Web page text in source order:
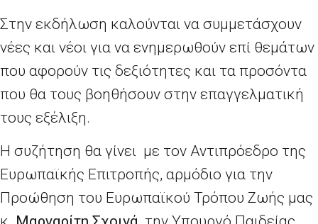
Στην εκδήλωση καλούνται να συμμετάσχουν
νέες και νέοι για να ενημερωθούν επί θεμάτων
που αφορούν τις δεξιότητες και τα προσόντα
που θα τους βοηθήσουν στην επαγγελματική
τους εξέλιξη.
Η συζήτηση θα γίνει με τον Αντιπρόεδρο της
Ευρωπαϊκής Επιτροπής, αρμόδιο για την
Προώθηση του Ευρωπαϊκού Τρόπου Ζωής μας